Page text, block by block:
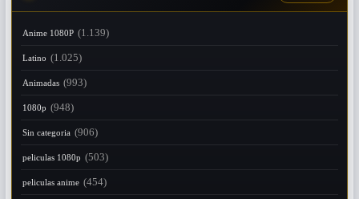
Anime 1080P (1.139)
Latino (1.025)
Animadas (993)
1080p (948)
Sin categoria (906)
peliculas 1080p (503)
peliculas anime (454)